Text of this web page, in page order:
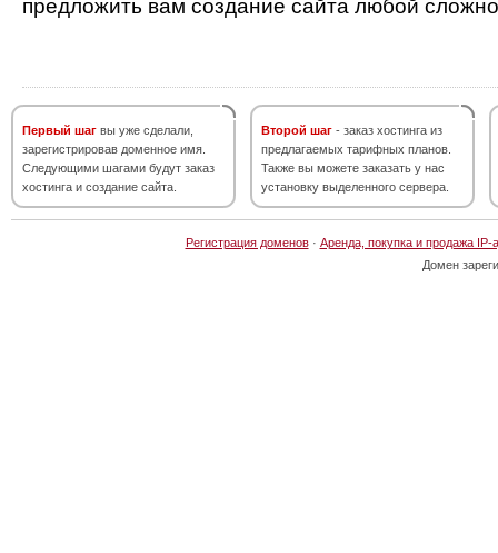
предложить вам создание сайта любой
Первый шаг вы уже сделали,
зарегистрировав доменное имя.
Следующими шагами будут заказ
хостинга и создание сайта.
Второй шаг - заказ хостинга из
предлагаемых тарифных планов.
Также вы можете заказать у нас
установку выделенного сервера.
Регистрация доменов· Аренда, покупка и продажа IP-
Домен